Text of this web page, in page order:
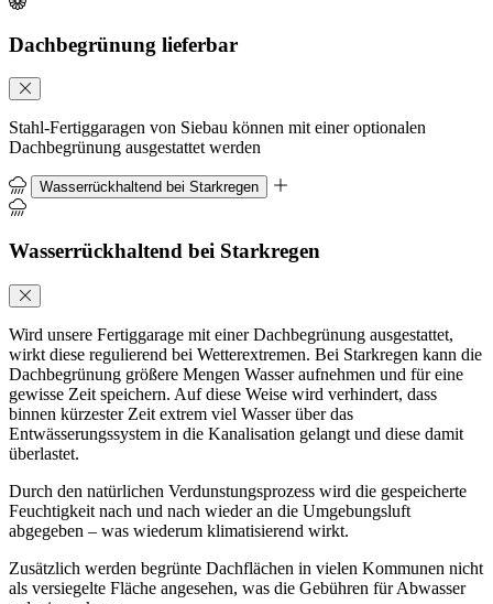
Dachbegrünung lieferbar
Stahl-Fertiggaragen von Siebau können mit einer optionalen
Dachbegrünung ausgestattet werden
Wasserrückhaltend bei Starkregen
Wasserrückhaltend bei Starkregen
Wird unsere Fertiggarage mit einer Dachbegrünung ausgestattet,
wirkt diese regulierend bei Wetterextremen. Bei Starkregen kann die
Dachbegrünung größere Mengen Wasser aufnehmen und für eine
gewisse Zeit speichern. Auf diese Weise wird verhindert, dass
binnen kürzester Zeit extrem viel Wasser über das
Entwässerungssystem in die Kanalisation gelangt und diese damit
überlastet.
Durch den natürlichen Verdunstungsprozess wird die gespeicherte
Feuchtigkeit nach und nach wieder an die Umgebungsluft
abgegeben – was wiederum klimatisierend wirkt.
Zusätzlich werden begrünte Dachflächen in vielen Kommunen nicht
als versiegelte Fläche angesehen, was die Gebühren für Abwasser